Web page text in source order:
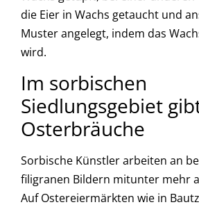
die Eier in Wachs getaucht und
Muster angelegt, indem das
wird.
Im sorbischen
Siedlungsgebiet
Osterbräuche
Sorbische Künstler arbeiten an
filigranen Bildern mitunter mehr
Auf Ostereiermärkten wie in